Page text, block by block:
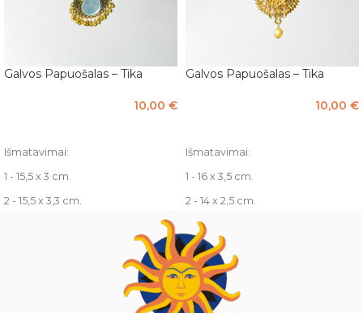
Galvos Papuošalas – Tika
10,00 €
Išmatavimai:
1 - 15,5 x 3 cm.
2 - 15,5 x 3,3 cm.
Galvos Papuošalas – Tika
10,00 €
Išmatavimai:
1 - 16 x 3,5 cm.
2 - 14 x 2,5 cm.